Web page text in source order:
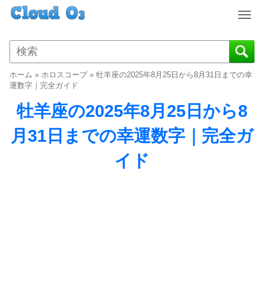
T
g
g
e
a
v
i
g
ホーム » ホロスコープ» 牡羊座の2025年8月25日から8月31日までの幸
運数字｜完全ガイド
牡羊座の2025年8月25日から8
月31日までの幸運数字｜完全ガ
イド